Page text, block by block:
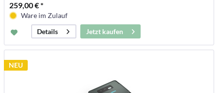
259,00 € *
Ware im Zulauf
Details
Jetzt kaufen
NEU